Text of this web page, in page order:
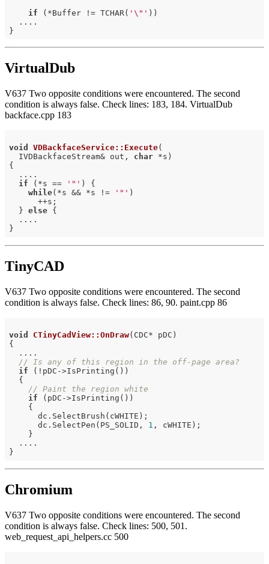
if (*Buffer != TCHAR( '\"' ))
  ....
VirtualDub
V637 Two opposite conditions were encountered. The second
condition is always false. Check lines: 183, 184. VirtualDub
backface.cpp 183
void VDBackfaceService::Execute(
  IVDBackfaceStream& out,
char *s)
{
  ....
if (*s == '"' ) {
while(*s && *s != '"' )
      ++s;
  }
else {
  ....
TinyCAD
V637 Two opposite conditions were encountered. The second
condition is always false. Check lines: 86, 90. paint.cpp 86
void CTinyCadView::OnDraw(CDC* pDC)
{
  ....
// Is any of this region in the off-page area?
if (!pDC->IsPrinting())
  {
// Paint the region white
if (pDC->IsPrinting())
    {
      dc.SelectBrush(cWHITE);
      dc.SelectPen(PS_SOLID,
1 , cWHITE);
    }
  ....
Chromium
V637 Two opposite conditions were encountered. The second
condition is always false. Check lines: 500, 501.
web_request_api_helpers.cc 500